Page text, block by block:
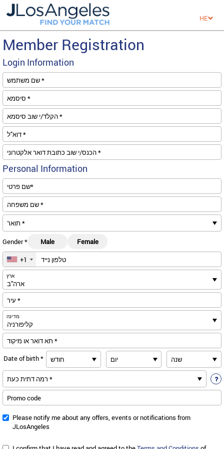
HE
Member Registration
Login Information
שם משתמש *
סיסמא *
הקלד/י שוב סיסמא *
דוא''ל *
הכנס/י שוב כתובת דואר אלקטרוני *
Personal Information
שם פרטי*
שם משפחה *
Gender * Male
Female
טלפון נייד
us
+1
ארץ
עיר *
מדינה
תא דואר או מיקוד *
Date of birth *
Promo code
Please notify me about any offers, events or notifications from
JLosAngeles